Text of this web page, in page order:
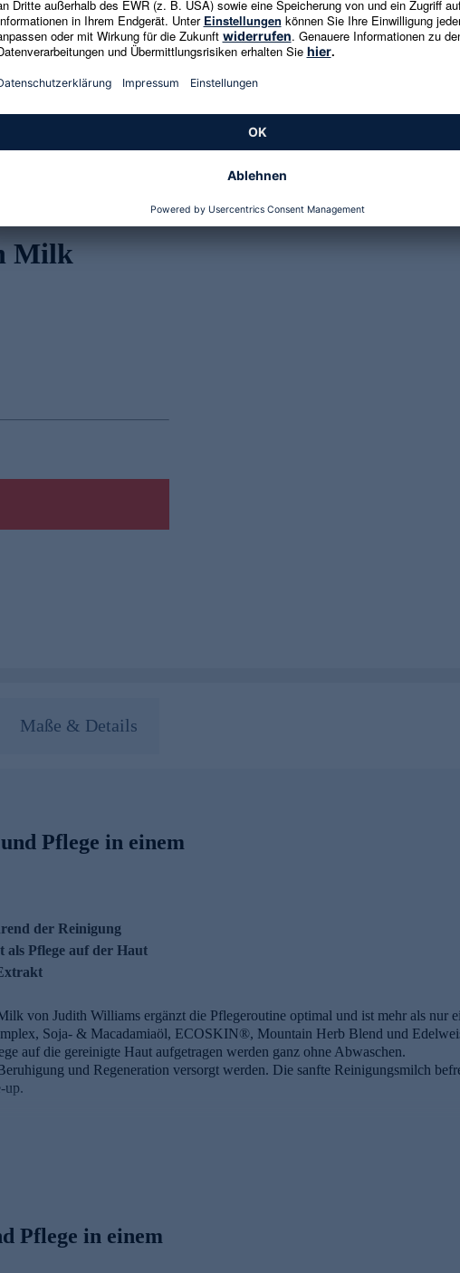
Genannte Preise und Aktionen können abweichen
Milk
Maße & Details
Pflege in einem
der Reinigung
als Pflege auf der Haut
von Judith Williams ergänzt die Pflegeroutine optimal und ist mehr als nur
Soja- & Macadamiaöl, ECOSKIN®, Mountain Herb Blend und
auf die gereinigte Haut aufgetragen werden ganz ohne Abwaschen.
und Regeneration versorgt werden. Die sanfte Reinigungsmilch
up.
Extrakt
beruhigen und optimal auf die nachfolgende Pflege vorbereiten. Als
muss in einem extremen, lebensfeindlichen Umfeld überleben und hat
intensive Kontrolle vom Edelweiss Anbau bis zur Ernte und unser spezielles
Pflege in einem